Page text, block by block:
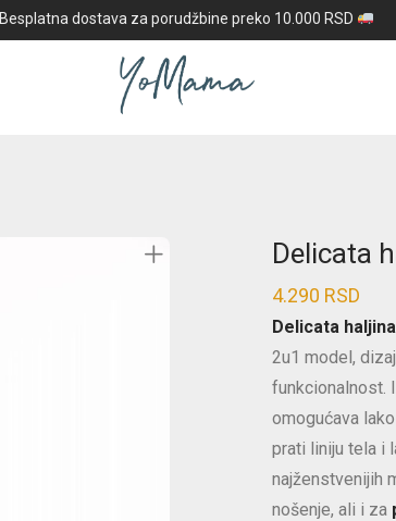
Besplatna dostava za porudžbine preko 10.000 RSD
Delicata
4.290 RSD
Delicata
2u1 model,
funkcionalnost.
omogućava
prati liniju tela i
najženstvenijih
nošenje, ali i za